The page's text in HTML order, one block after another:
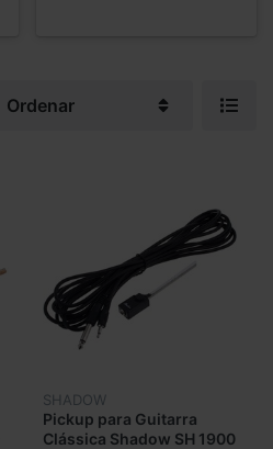
Ordenar
SHADOW
Pickup para Guitarra
Clássica Shadow SH 1900